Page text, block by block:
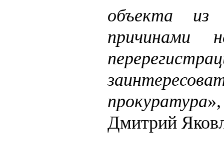
объекта
причинами
прокуратура
Дмитрий